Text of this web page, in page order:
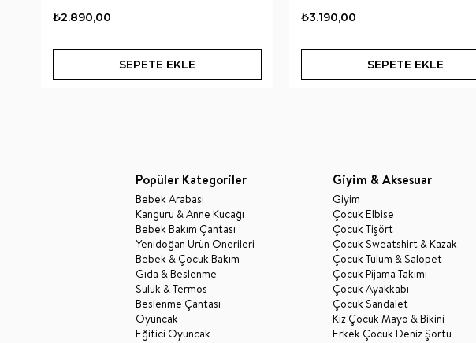
₺2.890,00
SEPETE EKLE
₺3.190,00
SEPETE EKLE
Popüler Kategoriler
Bebek Arabası
Kanguru & Anne Kucağı
Bebek Bakım Çantası
Yenidoğan Ürün Önerileri
Bebek & Çocuk Bakım
Gıda & Beslenme
Suluk & Termos
Beslenme Çantası
Oyuncak
Eğitici Oyuncak
Giyim & Aksesuar
Giyim
Çocuk Elbise
Çocuk Tişört
Çocuk Sweatshirt & Kazak
Çocuk Tulum & Salopet
Çocuk Pijama Takımı
Çocuk Ayakkabı
Çocuk Sandalet
Kız Çocuk Mayo & Bikini
Erkek Çocuk Deniz Şortu